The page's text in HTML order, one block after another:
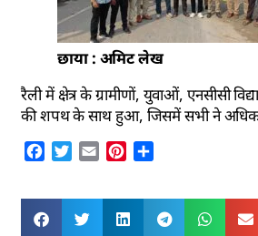
छाया : अमिट लेख
रैली में क्षेत्र के ग्रामीणों, युवाओं, एनसीसी
की शपथ के साथ हुआ, जिसमें सभी ने अधिक
Facebook
Twitter
Email Pinterest